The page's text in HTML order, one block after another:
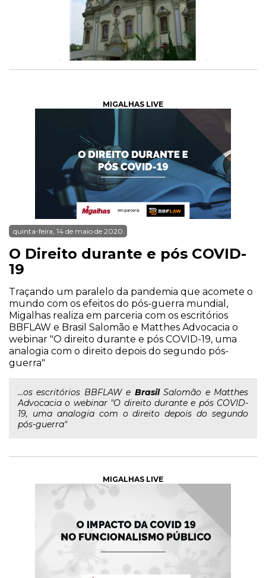
MIGALHAS LIVE
quinta-feira, 14 de maio de 2020
O Direito durante e pós COVID-
19
Traçando um paralelo da pandemia que acomete o
mundo com os efeitos do pós-guerra mundial,
Migalhas realiza em parceria com os escritórios
BBFLAW e Brasil Salomão e Matthes Advocacia o
webinar "O direito durante e pós COVID-19, uma
analogia com o direito depois do segundo pós-
guerra"
...os escritórios BBFLAW e BrasilSalomão e Matthes
Advocacia o webinar "O direito durante e pós COVID-
19, uma analogia com o direito depois do segundo
pós-guerra"
MIGALHAS LIVE